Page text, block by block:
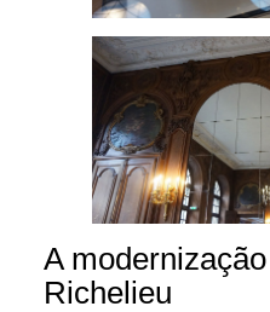
A
Richelieu